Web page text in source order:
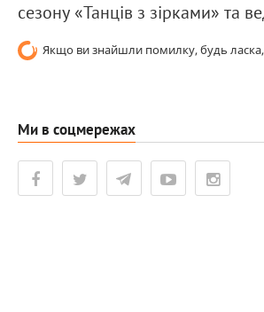
сезону «Танців з зірками» та
Якщо ви знайшли помилку, будь ласка,
Ми в соцмережах